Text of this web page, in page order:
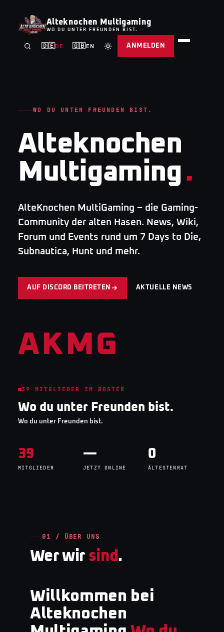
Alteknochen Multigaming
WO DU UNTER FREUNDEN BIST.
🇩🇪DE 🇬🇧EN ANMELDEN
WO DU UNTER FREUNDEN BIST.
Alteknochen
Multigaming.
AlteKnochen MultiGaming – die Gaming-
Community der alten Hasen. News, Wiki,
Forum und Events rund um 7 Days to Die,
Subnautica, Hunt und mehr.
AUF DISCORD BEITRETEN AKTUELLE NEWS
AKMG
39 MITGLIEDER IM ROSTER
Wo du unter Freunden bist.
Wo du unter Freunden bist.
39
MITGLIEDER
—
JETZT ONLINE
0
ÄLTESTENRAT
01 / ÜBER UNS
Wer wir sind.
Willkommen bei
Alteknochen